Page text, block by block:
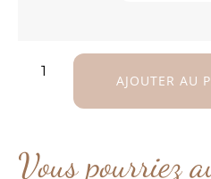
AJOUTER AU
Vous pourriez